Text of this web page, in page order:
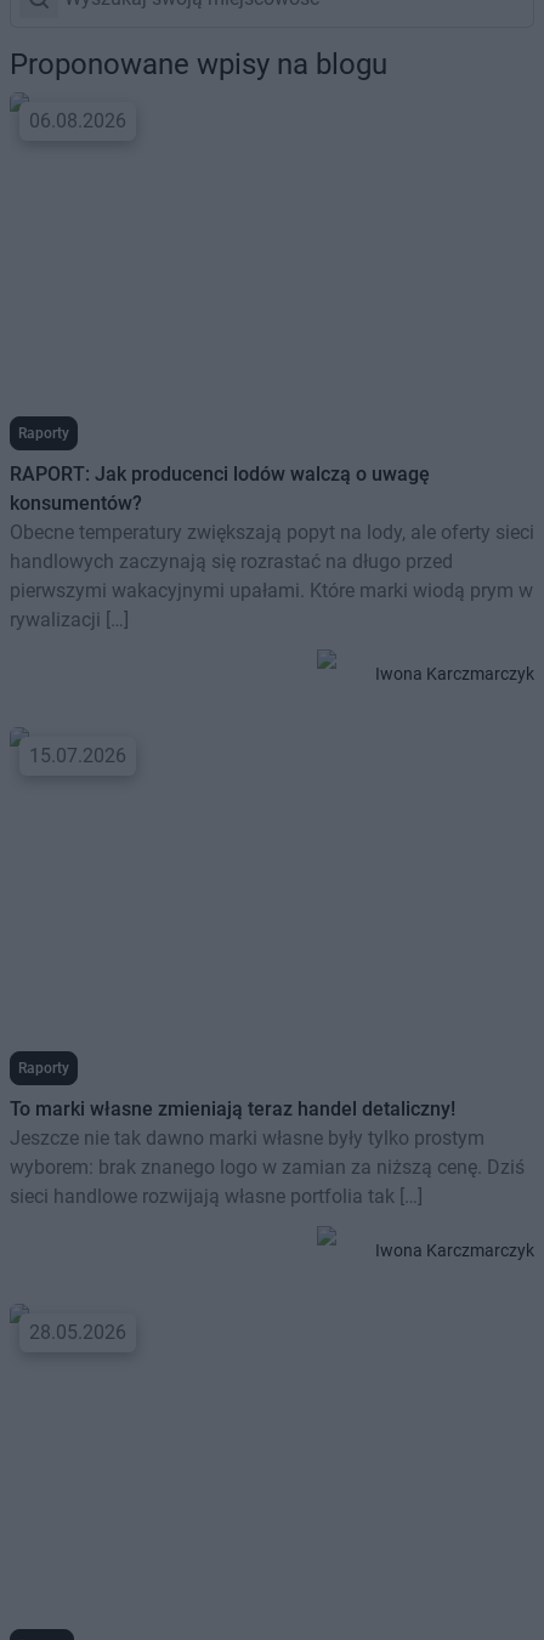
Proponowane wpisy na blogu
06.08.2026
Raporty
RAPORT: Jak producenci lodów walczą o uwagę
konsumentów?
Obecne temperatury zwiększają popyt na lody, ale oferty sieci
handlowych zaczynają się rozrastać na długo przed
pierwszymi wakacyjnymi upałami. Które marki wiodą prym w
rywalizacji […]
Iwona Karczmarczyk
15.07.2026
Raporty
To marki własne zmieniają teraz handel detaliczny!
Jeszcze nie tak dawno marki własne były tylko prostym
wyborem: brak znanego logo w zamian za niższą cenę. Dziś
sieci handlowe rozwijają własne portfolia tak […]
Iwona Karczmarczyk
28.05.2026